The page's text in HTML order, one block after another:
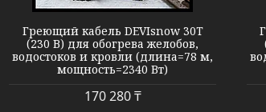
Греющий кабель DEVIsnow 30T
(230 В) для обогрева желобов,
водостоков и кровли (длина=78 м,
мощность=2340 Вт)
170 280 ₸